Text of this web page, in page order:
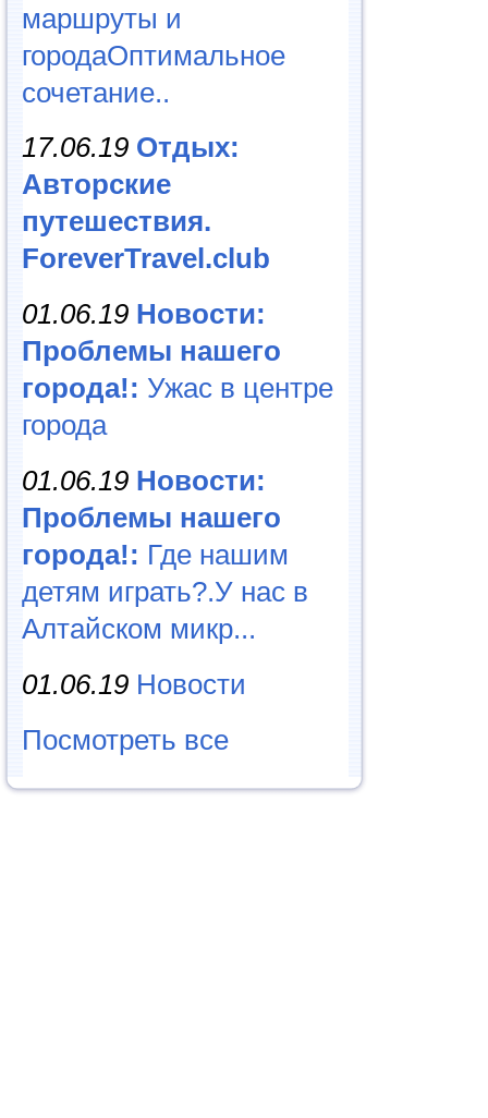
маршруты и
городаОптимальное
сочетание..
17.06.19 Отдых:
Авторские
путешествия.
ForeverTravel.club
01.06.19 Новости:
Проблемы нашего
города!: Ужас в центре
города
01.06.19 Новости:
Проблемы нашего
города!: Где нашим
детям играть?.У нас в
Алтайском микр...
01.06.19 Новости
Посмотреть все